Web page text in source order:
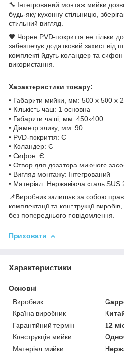
🔧 Інтегрований монтаж мийки
будь-яку кухонну стільницю,
стильний вигляд.
🖤 Чорне PVD-покриття не тільки
забезпечує додатковий захист від
комплекті йдуть коландер та сифон
використання.
Характеристики товару:
• Габарити мийки, мм: 500 х 500 х
• Кількість чаш: 1 основна
• Габарити чаші, мм: 450х400
• Діаметр зливу, мм: 90
• PVD-покриття: Є
• Коландер: Є
• Сифон: Є
• Отвор для дозатора миючого
• Вигляд монтажу: Інтегрований
• Матеріал: Нержавіюча сталь SUS
📌Виробник залишає за собою
комплектації та конструкції
без попереднього повідомлення.
Приховати
Характеристики
Основні
Виробник
Країна виробник
Гарантійний термін
12
Конструкція мийки
Матеріал мийки